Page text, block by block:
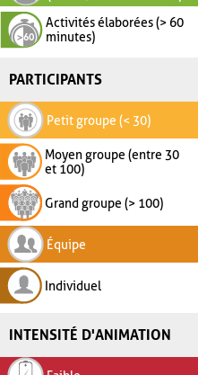
Activités élaborées (> 60
minutes)
PARTICIPANTS
Petit groupe (< 30)
Moyen groupe (entre 30
et 100)
Grand groupe (> 100)
Équipe
Individuel
INTENSITÉ D'ANIMATION